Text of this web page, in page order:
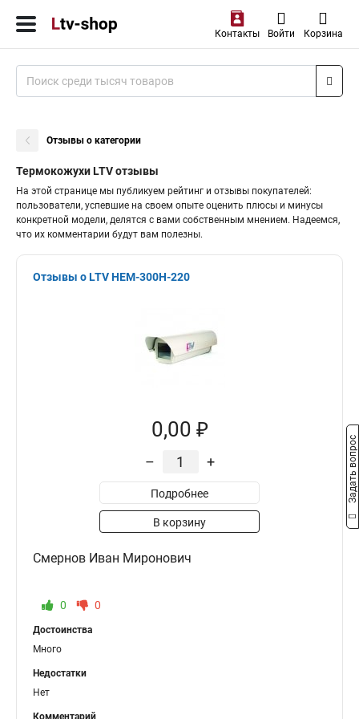
Контакты Войти Корзина
Отзывы о категории
Термокожухи LTV отзывы
На этой странице мы публикуем рейтинг и отзывы покупателей:
пользователи, успевшие на своем опыте оценить плюсы и минусы
конкретной модели, делятся с вами собственным мнением. Надеемся,
что их комментарии будут вам полезны.
Отзывы о LTV HEM-300H-220
0,00 ₽
– +
Подробнее
В корзину
Смернов Иван Миронович
0 0
Достоинства
Много
Недостатки
Нет
Комментарий
Задать вопрос